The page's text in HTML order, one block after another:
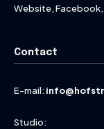
Website,
Contact
E-mail:
Studio: